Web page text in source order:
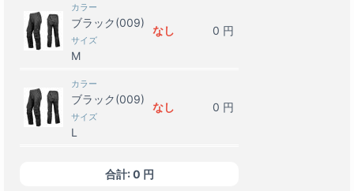
カラー
ブラック(009)
サイズ
M
なし 0 円
カラー
ブラック(009)
サイズ
L
なし 0 円
ブラック(009)
なし
合計:0 円